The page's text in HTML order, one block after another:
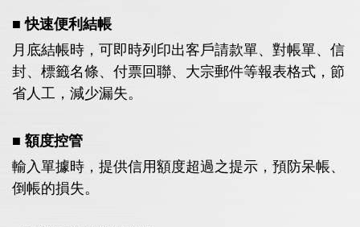
■ 快速便利結帳
月底結帳時，可即時列印出客戶請款單、對帳單、信
封、標籤名條、付票回聯、大宗郵件等報表格式，節
省人工，減少漏失。
■ 額度控管
輸入單據時，提供信用額度超過之提示，預防呆帳、
倒帳的損失。